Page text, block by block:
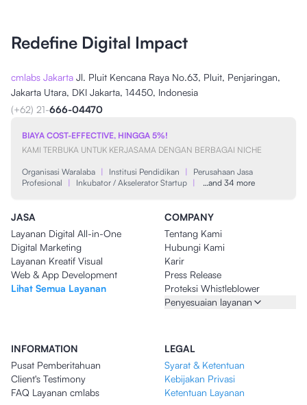
Redefine Digital Impact
cmlabs Jakarta Jl. Pluit Kencana Raya No.63, Pluit, Penjaringan,
Jakarta Utara, DKI Jakarta, 14450, Indonesia
(+62) 21-666-04470
BIAYA COST-EFFECTIVE, HINGGA 5%!
KAMI TERBUKA UNTUK KERJASAMA DENGAN BERBAGAI NICHE
Organisasi Waralaba | Institusi Pendidikan |
Perusahaan Jasa
Profesional
| Inkubator / Akselerator Startup | …and 34 more
JASA
Layanan Digital All-in-One
Digital Marketing
Layanan Kreatif Visual
Web & App Development
Lihat Semua Layanan
COMPANY
Tentang Kami
Hubungi Kami
Karir
Press Release
Proteksi Whistleblower
Penyesuaian layanan
INFORMATION
Pusat Pemberitahuan
Client's Testimony
FAQ Layanan cmlabs
LEGAL
Syarat & Ketentuan
Kebijakan Privasi
Ketentuan Layanan